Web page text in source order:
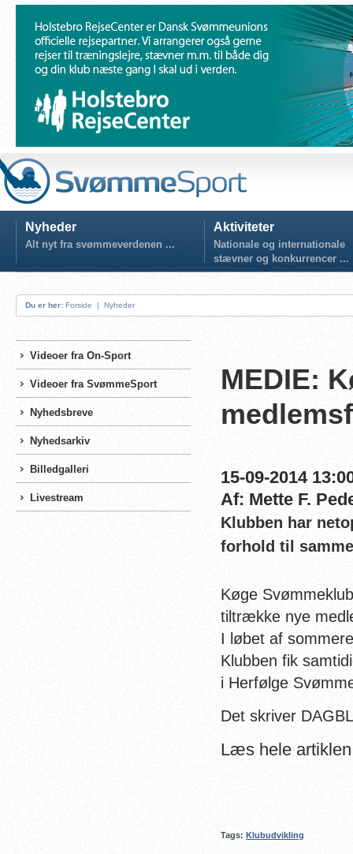
Nyheder
Alt nyt fra svømmeverdenen ...
Aktiviteter
Nationale og internationale
stævner og konkurrencer ...
Du er her: Forside | Nyheder
Videoer fra On-Sport
Videoer fra SvømmeSport
Nyhedsbreve
Nyhedsarkiv
Billedgalleri
Livestream
MEDIE:
15-09-2014
Af: Mette F.
Klubben har
forhold til
Køge
tiltrække nye
I løbet af
Klubben fik
i Herfølge
Det skriver
Læs hele
Tags: Klubudvikling